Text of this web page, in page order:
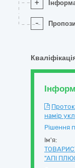
+
-
намір
Рішення
Ім'я:
"АПІ